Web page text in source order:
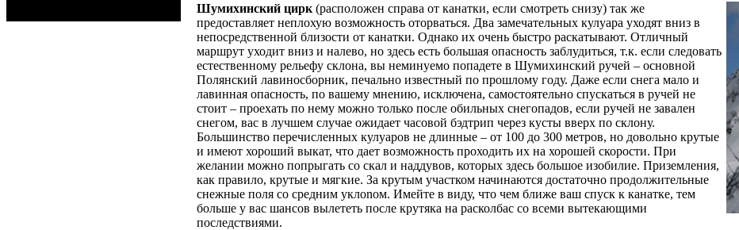
Шумихинский цирк (расположен справа от канатки, если смотреть снизу) так же
предоставляет неплохую возможность оторваться. Два замечательных кулуара уходят вниз в
непосредственной близости от канатки. Однако их очень быстро раскатывают. Отличный
маршрут уходит вниз и налево, но здесь есть большая опасность заблудиться, т.к. если следовать
естественному рельефу склона, вы неминуемо попадете в Шумихинский ручей – основной
Полянский лавиносборник, печально известный по прошлому году. Даже если снега мало и
лавинная опасность, по вашему мнению, исключена, самостоятельно спускаться в ручей не
стоит – проехать по нему можно только после обильных снегопадов, если ручей не завален
снегом, вас в лучшем случае ожидает часовой бэдтрип через кусты вверх по склону.
Большинство перечисленных кулуаров не длинные – от 100 до 300 метров, но довольно крутые
и имеют хороший выкат, что дает возможность проходить их на хорошей скорости. При
желании можно попрыгать со скал и наддувов, которых здесь большое изобилие. Приземления,
как правило, крутые и мягкие. За крутым участком начинаются достаточно продолжительные
снежные поля со средним уклоnом. Имейте в виду, что чем ближе ваш спуск к канатке, тем
больше у вас шансов вылететь после крутяка на расколбас со всеми вытекающими
последствиями.